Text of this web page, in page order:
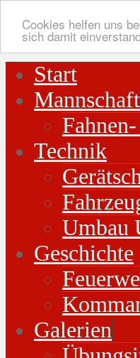
Cookies helfen uns
sich damit
Start
Mannschaft
Technik
Umbau
Geschichte
Galerien